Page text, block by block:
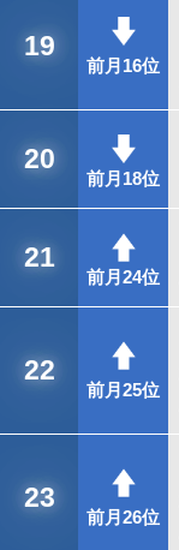
19
前月16位
20
前月18位
21
前月24位
22
前月25位
23
前月26位